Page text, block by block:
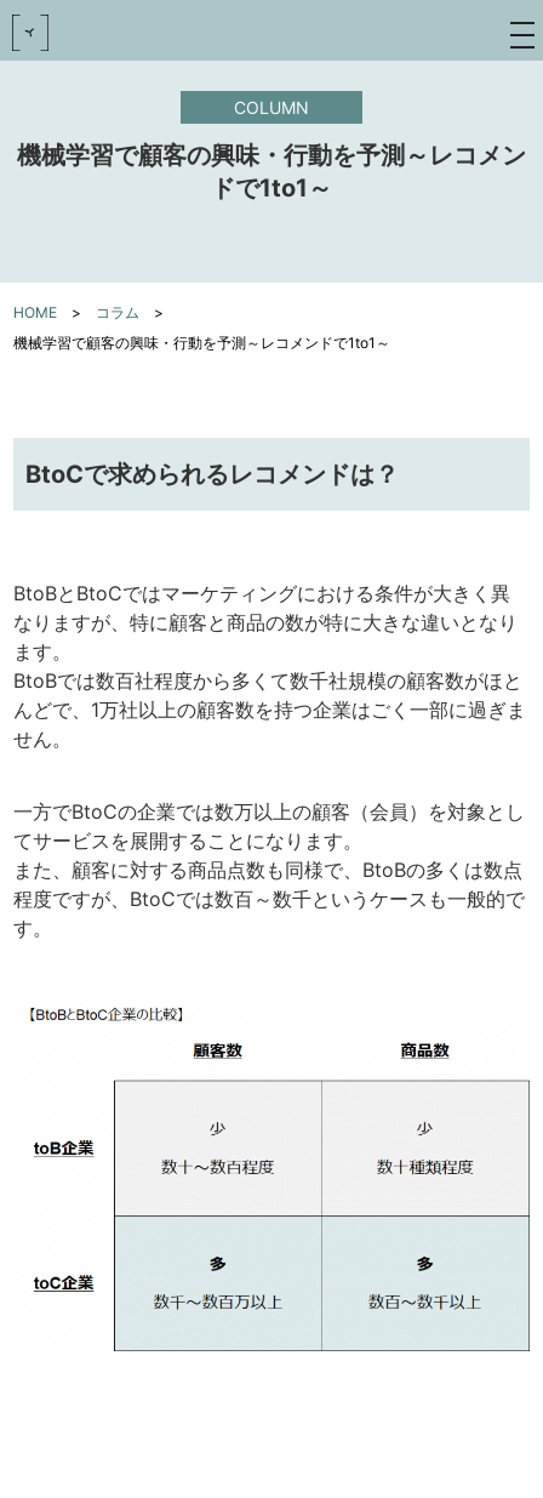
toggle
COLUMN
機械学習で顧客の興味・行動を予測～レコメン
ドで1to1～
HOME > コラム >
機械学習で顧客の興味・行動を予測～レコメンドで1to1～
BtoCで求められるレコメンドは？
BtoBとBtoCではマーケティングにおける条件が大きく異
なりますが、特に顧客と商品の数が特に大きな違いとなり
ます。
BtoBでは数百社程度から多くて数千社規模の顧客数がほと
んどで、1万社以上の顧客数を持つ企業はごく一部に過ぎま
せん。
一方でBtoCの企業では数万以上の顧客（会員）を対象とし
てサービスを展開することになります。
また、顧客に対する商品点数も同様で、BtoBの多くは数点
程度ですが、BtoCでは数百～数千というケースも一般的で
す。